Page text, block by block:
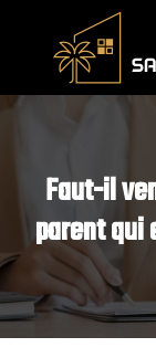
Faut-il
parent qui